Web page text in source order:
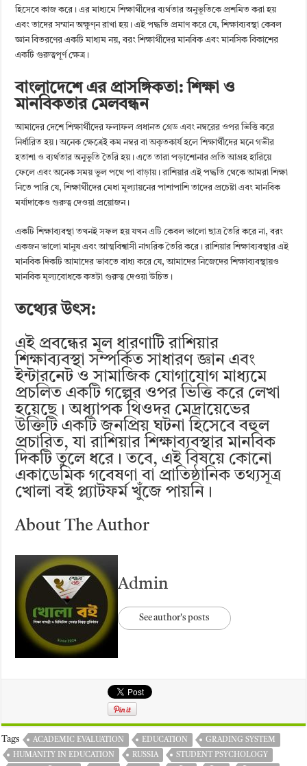
হিসেবে কাজ করে। এর মাধ্যমে শিক্ষার্থীদের ব্যর্থতার অনুভূতিকে প্রশমিত করা হয়
এবং তাদের সম্মান অক্ষুণ্ন রাখা হয়। এই পদ্ধতি প্রমাণ করে যে, শিক্ষাব্যবস্থা কেবল
জ্ঞান বিতরণের একটি মাধ্যম নয়, বরং শিক্ষার্থীদের মানবিক এবং মানসিক বিকাশের
একটি গুরুত্বপূর্ণ ক্ষেত্র।
বাংলাদেশে এর প্রাসঙ্গিকতা: শিক্ষা ও
মানবিকতার মেলবন্ধন
আমাদের দেশে শিক্ষার্থীদের ফলাফল প্রধানত গ্রেড এবং নম্বরের ওপর ভিত্তি করে
নির্ধারিত হয়। অনেক ক্ষেত্রেই কম নম্বর বা অকৃতকার্য হলে শিক্ষার্থীদের মনে গভীর
হতাশা ও ব্যর্থতার অনুভূতি তৈরি হয়। এতে তারা পড়াশোনার প্রতি আগ্রহ হারিয়ে
ফেলে এবং অনেক সময় ভুল পথে পা বাড়ায়। রাশিয়ার এই পদ্ধতি থেকে আমরা শিক্ষা
নিতে পারি যে, শিক্ষার্থীদের মেধা মূল্যায়নের পাশাপাশি তাদের প্রচেষ্টা এবং মানবিক
মর্যাদাকেও গুরুত্ব দেওয়া প্রয়োজন।
একটি শিক্ষাব্যবস্থা তখনই সফল হয় যখন এটি কেবল ভালো ছাত্র তৈরি করে না, বরং
একজন ভালো মানুষ এবং আত্মবিশ্বাসী নাগরিক তৈরি করে। রাশিয়ার শিক্ষাব্যবস্থার এই
মানবিক দিকটি আমাদের ভাবতে বাধ্য করে যে, আমাদের নিজেদের শিক্ষাব্যবস্থায়ও
মানবিক মূল্যবোধকে কতটা গুরুত্ব দেওয়া উচিত।
তথ্যের উৎস:
এই প্রবন্ধের মূল ধারণাটি রাশিয়ার
শিক্ষাব্যবস্থা সম্পর্কিত সাধারণ জ্ঞান এবং
ইন্টারনেট ও সামাজিক যোগাযোগ মাধ্যমে
প্রচলিত একটি গল্পের ওপর ভিত্তি করে লেখা
হয়েছে। অধ্যাপক থিওদর মেদ্রায়েভের
উক্তিটি একটি জনপ্রিয় ঘটনা হিসেবে বহুল
প্রচারিত, যা রাশিয়ার শিক্ষাব্যবস্থার মানবিক
দিকটি তুলে ধরে। তবে, এই বিষয়ে কোনো
একাডেমিক গবেষণা বা প্রাতিষ্ঠানিক তথ্যসূত্র
খোলা বই প্ল্যাটফর্ম খুঁজে পায়নি।
About The Author
Admin
See author's posts
Tags ACADEMIC EVALUATION EDUCATION
GRADING SYSTEM
HUMANITY IN EDUCATION
RUSSIA STUDENT PSYCHOLOGY